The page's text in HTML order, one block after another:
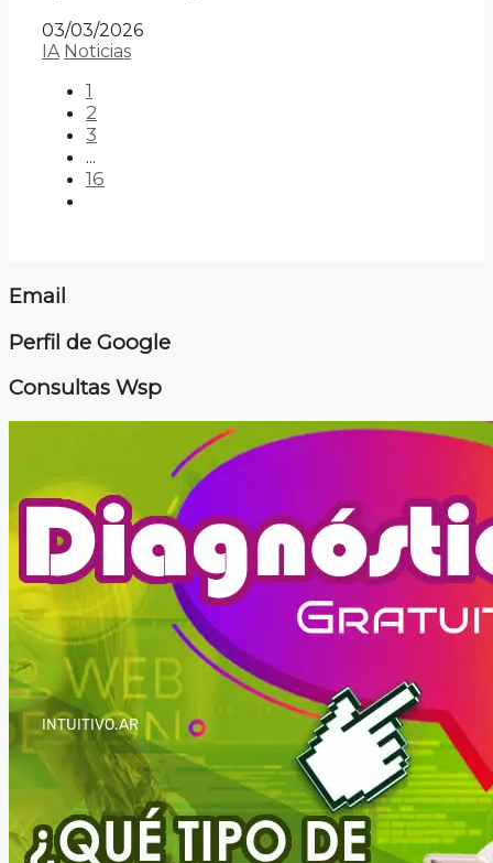
03/03/2026
IA Noticias
1
2
3
...
16
Email
Perfil de Google
Consultas Wsp